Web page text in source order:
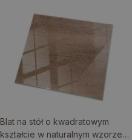
Blat na stół o kwadratowym
kształcie w naturalnym wzorze